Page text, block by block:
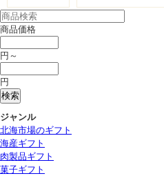
商品価格
円～
円
ジャンル
北海市場のギフト
海産ギフト
肉製品ギフト
菓子ギフト